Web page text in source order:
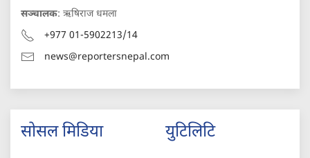
सञ्चालक: ऋषिराज धमला
+977 01-5902213/14
news@reportersnepal.com
सोसल मिडिया युटिलिटि